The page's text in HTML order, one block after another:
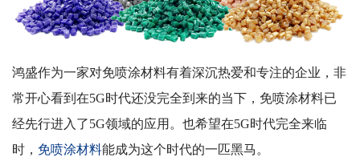
鸿盛作为一家对免喷涂材料有着深沉热爱和专注的企业，非
常开心看到在5G时代还没完全到来的当下，免喷涂材料已
经先行进入了5G领域的应用。也希望在5G时代完全来临
时， 免喷涂材料能成为这个时代的一匹黑马。